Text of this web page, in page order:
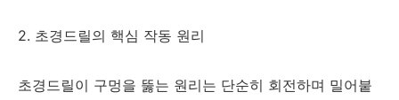
2. 초경드릴의 핵심 작동 원리
초경드릴이 구멍을 뚫는 원리는 단순히 회전하며 밀어붙